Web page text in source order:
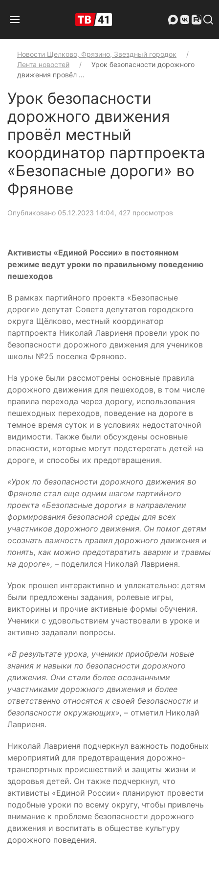
Новости Щелково, Фрязино, Звездный городок
Лента новостей
Урок безопасности дорожного
движения провёл …
Урок безопасности
дорожного движения
провёл местный
координатор партпроекта
«Безопасные дороги» во
Фрянове
Опубликовано 05.12.2023 14:04, 427 просмотров
Активисты «Единой России» в постоянном
режиме ведут уроки по правильному поведению
пешеходов
В рамках партийного проекта «Безопасные
дороги» депутат Совета депутатов городского
округа Щёлково, местный координатор
партпроекта Николай Лавриеня провели урок по
безопасности дорожного движения для учеников
школы №25 поселка Фряново.
На уроке были рассмотрены основные правила
дорожного движения для пешеходов, в том числе
правила перехода через дорогу, использования
пешеходных переходов, поведение на дороге в
темное время суток и в условиях недостаточной
видимости. Также были обсуждены основные
опасности, которые могут подстерегать детей на
дороге, и способы их предотвращения.
«Урок по безопасности дорожного движения во
Фрянове стал еще одним шагом партийного
проекта «Безопасные дороги» в направлении
формирования безопасной среды для всех
участников дорожного движения. Он помог детям
осознать важность правил дорожного движения и
понять, как можно предотвратить аварии и травмы
на дороге», – поделился Николай Лавриеня.
Урок прошел интерактивно и увлекательно: детям
были предложены задания, ролевые игры,
викторины и прочие активные формы обучения.
Ученики с удовольствием участвовали в уроке и
активно задавали вопросы.
«В результате урока, ученики приобрели новые
знания и навыки по безопасности дорожного
движения. Они стали более осознанными
участниками дорожного движения и более
ответственно относятся к своей безопасности и
безопасности окружающих», – отметил Николай
Лавриеня.
Николай Лавриеня подчеркнул важность подобных
мероприятий для предотвращения дорожно-
транспортных происшествий и защиты жизни и
здоровья детей. Он также подчеркнул, что
активисты «Единой России» планируют провести
подобные уроки по всему округу, чтобы привлечь
внимание к проблеме безопасности дорожного
движения и воспитать в обществе культуру
дорожного поведения.